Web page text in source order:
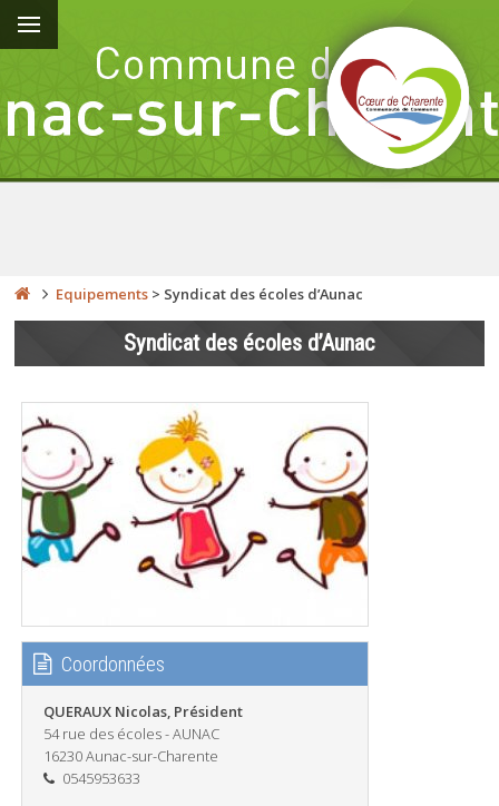
Equipements > Syndicat des écoles d’Aunac
Syndicat des écoles d’Aunac
Coordonnées
QUERAUX Nicolas, Président
54 rue des écoles - AUNAC
16230 Aunac-sur-Charente
0545953633